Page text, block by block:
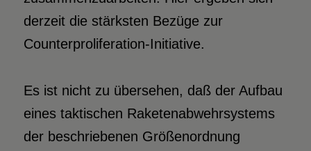
derzeit die stärksten Bezüge zur
Counterproliferation-Initiative.
Es ist nicht zu übersehen, daß der Aufbau
eines taktischen Raketenabwehrsystems
der beschriebenen Größenordnung